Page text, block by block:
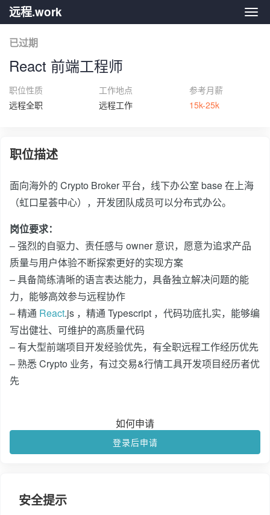
远
远程.work
已过期
React 前端工程师
职位性质
远程全职
工作地点
远程工作
参考月薪
15k-25k
职位描述
面向海外的 Crypto Broker 平台，线下办公室 base 在上海
（虹口星荟中心），开发团队成员可以分布式办公。
岗位要求：
– 强烈的自驱力、责任感与 owner 意识，愿意为追求产品
质量与用户体验不断探索更好的实现方案
– 具备简练清晰的语言表达能力，具备独立解决问题的能
力，能够高效参与远程协作
– 精通 React.js ，精通 Typescript ，代码功底扎实，能够编
写出健壮、可维护的高质量代码
– 有大型前端项目开发经验优先，有全职远程工作经历优先
– 熟悉 Crypto 业务，有过交易&行情工具开发项目经历者优
先
如何申请
登录后申请
安全提示